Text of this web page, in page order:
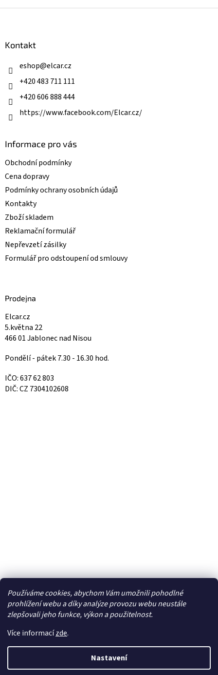
Používáme cookies, abychom Vám umožnili pohodlné
prohlížení webu a díky analýze provozu webu neustále
zlepšovali jeho funkce, výkon a použitelnost.
Více informacízde.
Nastavení
Kontakt
eshop@elcar.cz
+420 483 711 111
+420 606 888 444
https://www.facebook.com/Elcar.cz/
Informace pro vás
Obchodní podmínky
Cena dopravy
Podmínky ochrany osobních údajů
Kontakty
Zboží skladem
Reklamační formulář
Nepřevzetí zásilky
Formulář pro odstoupení od smlouvy
Prodejna
Elcar.cz
5.května 22
466 01 Jablonec nad Nisou
Pondělí - pátek 7.30 - 16.30 hod.
IČO: 637 62 803
DIČ: CZ 7304102608
Facebook
Vytvořil Shoptet
Copyright 2026Elcar - elektrospecialista - RC modely,